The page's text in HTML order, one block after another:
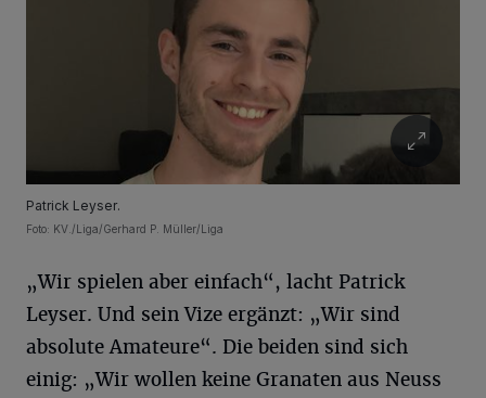
Patrick Leyser.
Foto: KV./Liga/Gerhard P. Müller/Liga
„Wir spielen aber einfach“, lacht Patrick
Leyser. Und sein Vize ergänzt: „Wir sind
absolute Amateure“. Die beiden sind sich
einig: „Wir wollen keine Granaten aus Neuss